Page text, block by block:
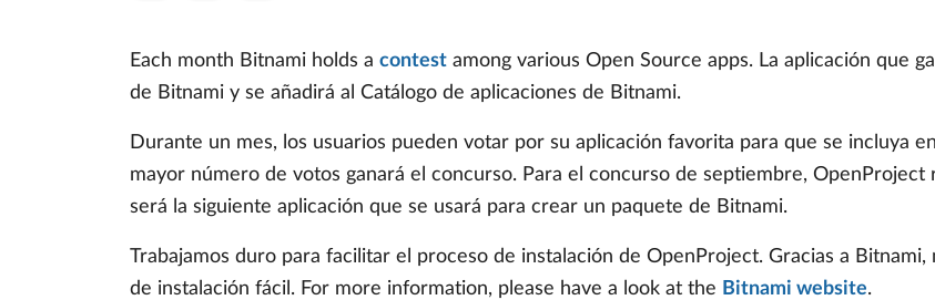
Each month Bitnami holds a contest among various Open Source apps. La aplicación que
de Bitnami y se añadirá al Catálogo de aplicaciones de Bitnami.
Durante un mes, los usuarios pueden votar por su aplicación favorita para que se incluya
mayor número de votos ganará el concurso. Para el concurso de septiembre,
será la siguiente aplicación que se usará para crear un paquete de Bitnami.
Trabajamos duro para facilitar el proceso de instalación de OpenProject. Gracias a
de instalación fácil. For more information, please have a look at the Bitnami website.